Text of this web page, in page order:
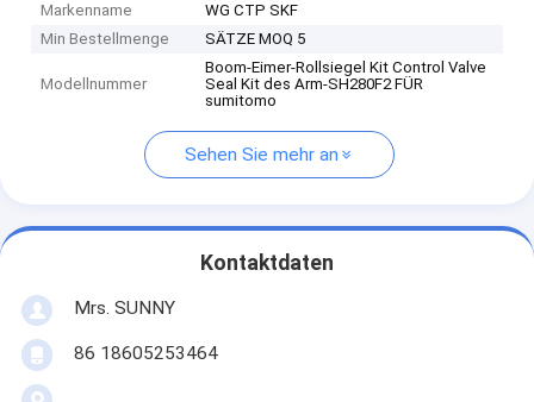
Markenname
WG CTP SKF
Min Bestellmenge
SÄTZE MOQ 5
Modellnummer
Boom-Eimer-Rollsiegel Kit Control Valve
Seal Kit des Arm-SH280F2 FÜR
sumitomo
Sehen Sie mehr an
Kontaktdaten
Mrs. SUNNY
86 18605253464